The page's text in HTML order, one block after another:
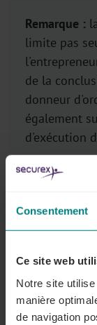
Consentement
Ce site web
Notre site
manière
de navigation
Remarque :
limite pas
de la
donneur
également
d'exécution
Tous les